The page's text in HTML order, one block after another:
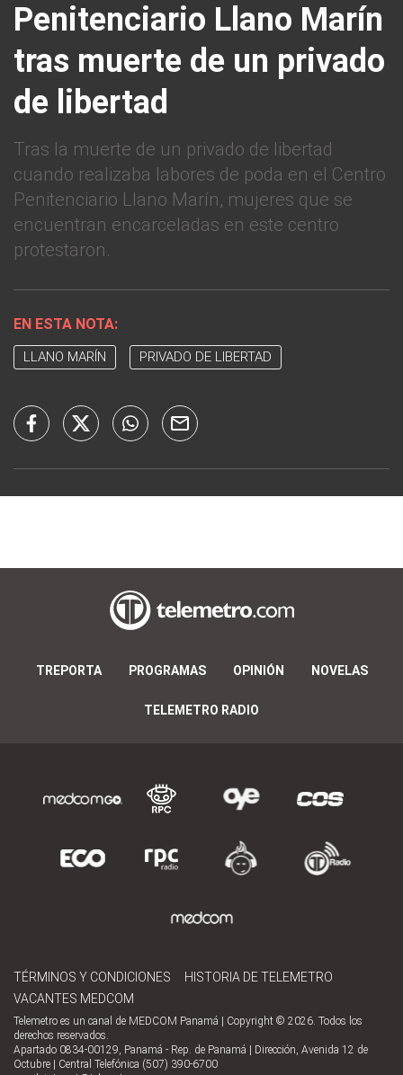
Penitenciario Llano Marín
tras muerte de un privado
de libertad
Tras la muerte de un privado de libertad
cuando realizaba labores de poda en el Centro
Penitenciario Llano Marín, mujeres que se
encuentran encarceladas en este centro
protestaron.
EN ESTA NOTA:
LLANO MARÍN PRIVADO DE LIBERTAD
TREPORTA PROGRAMAS OPINIÓN NOVELAS
TELEMETRO RADIO
TÉRMINOS Y CONDICIONES
HISTORIA DE TELEMETRO
VACANTES MEDCOM
Telemetro es un canal de MEDCOM Panamá | Copyright © 2026. Todos los
derechos reservados.
Apartado 0834-00129, Panamá - Rep. de Panamá | Dirección, Avenida 12 de
Octubre | Central Telefónica (507) 390-6700